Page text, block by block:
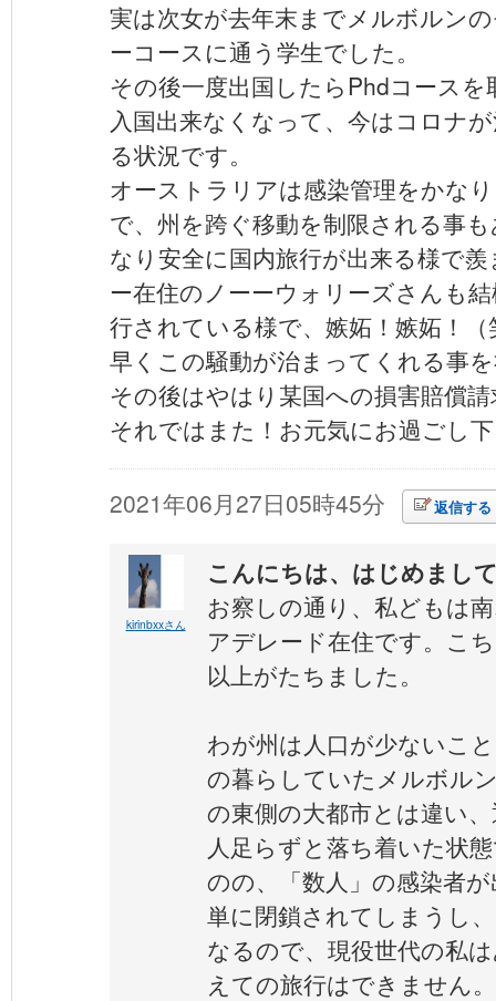
実は次女が去年末までメルボルン
ーコースに通う学生でした。
その後一度出国したらPhdコース
入国出来なくなって、今はコロナ
る状況です。
オーストラリアは感染管理をかな
で、州を跨ぐ移動を制限される事
なり安全に国内旅行が出来る様で
ー在住のノーーウォリーズさんも
行されている様で、嫉妬！嫉妬！（
早くこの騒動が治まってくれる事
その後はやはり某国への損害賠償
それではまた！お元気にお過ごし
2021年06月27日05時45分 返信する
kirinbxxさん
こんにちは、はじめまし
お察しの通り、私どもは
アデレード在住です。こ
以上がたちました。
わが州は人口が少ないこ
の暮らしていたメルボル
の東側の大都市とは違い
人足らずと落ち着いた状
のの、「数人」の感染者
単に閉鎖されてしまうし
なるので、現役世代の私
えての旅行はできません。